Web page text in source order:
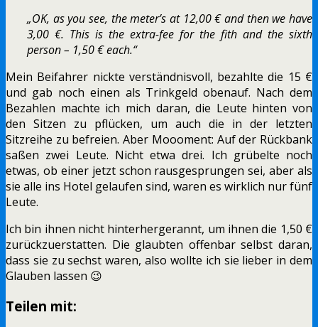
„OK, as you see, the meter’s at 12,00 € and then we have
3,00 €. This is the extra-fee for the fith and the sixth
person – 1,50 € each.“
Mein Beifahrer nickte verständnisvoll, bezahlte die 15 €
und gab noch einen als Trinkgeld obenauf. Nach dem
Bezahlen machte ich mich daran, die Leute hinten von
den Sitzen zu pflücken, um auch die in der letzten
Sitzreihe zu befreien. Aber Moooment: Auf der Rückbank
saßen zwei Leute. Nicht etwa drei. Ich grübelte noch
etwas, ob einer jetzt schon rausgesprungen sei, aber als
sie alle ins Hotel gelaufen sind, waren es wirklich nur fünf
Leute.
Ich bin ihnen nicht hinterhergerannt, um ihnen die 1,50 €
zurückzuerstatten. Die glaubten offenbar selbst daran,
dass sie zu sechst waren, also wollte ich sie lieber in dem
Glauben lassen 😉
Teilen mit: